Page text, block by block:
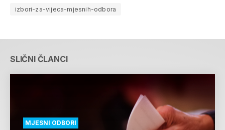
izbori-za-vijeca-mjesnih-odbora
SLIČNI ČLANCI
MJESNI ODBORI